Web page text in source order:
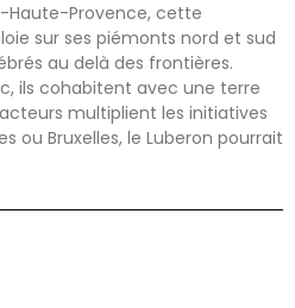
Haute-Provence, cette
sur ses piémonts nord et sud
au delà des frontières.
ils cohabitent avec une terre
multiplient les initiatives
ou Bruxelles, le Luberon pourrait